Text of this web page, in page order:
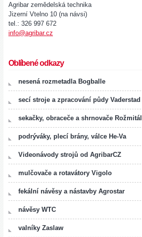
Agribar zemědelská technika
Jizerní Vtelno 10 (na návsi)
tel.: 326 997 672
info@agribar.cz
Oblíbené odkazy
nesená rozmetadla Bogballe
secí stroje a zpracování půdy Vaderstad
sekačky, obraceče a shrnovače Rožmitál
podrýváky, plecí brány, válce He-Va
Videonávody strojů od AgribarCZ
mulčovače a rotavátory Vigolo
fekální návěsy a nástavby Agrostar
návěsy WTC
valníky Zaslaw